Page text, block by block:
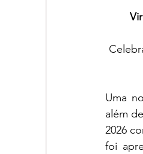
Uma
além
2026
foi